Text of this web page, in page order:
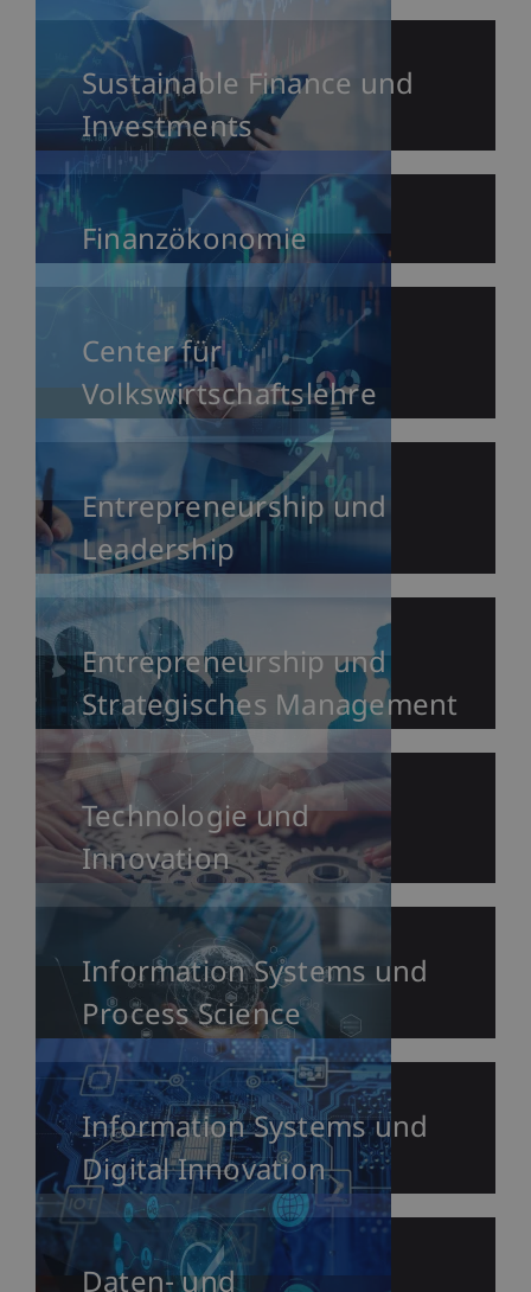
Sustainable Finance und
Investments
Finanzökonomie
Center für
Volkswirtschaftslehre
Entrepreneurship und
Leadership
Entrepreneurship und
Strategisches Management
Technologie und
Innovation
Information Systems und
Process Science
Information Systems und
Digital Innovation